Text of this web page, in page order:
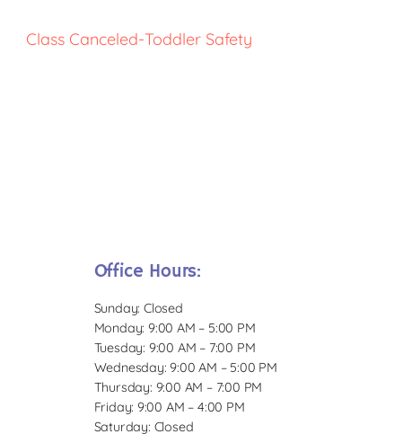
Class Canceled-Toddler Safety
Office Hours:
Sunday: Closed
Monday: 9:00 AM – 5:00 PM
Tuesday: 9:00 AM – 7:00 PM
Wednesday: 9:00 AM – 5:00 PM
Thursday: 9:00 AM – 7:00 PM
Friday: 9:00 AM – 4:00 PM
Saturday: Closed